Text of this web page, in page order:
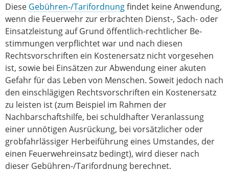
Diese Gebühren-/Tarifordnungfindet keine Anwendung,
wenn die Feuerwehr zur er­brachten Dienst-, Sach- oder
Einsatzleistung auf Grund öffentlich-rechtlicher Be­
stimmun­gen verpflichtet war und nach diesen
Rechtsvorschriften ein Kostenersatz nicht vorgesehen
ist, sowie bei Einsätzen zur Abwendung einer akuten
Gefahr für das Leben von Menschen. Soweit jedoch nach
den einschlägigen Rechtsvorschriften ein Kosten­ersatz
zu leisten ist (zum Beispiel im Rahmen der
Nachbarschaftshilfe, bei schuld­hafter Veranlassung
einer unnötigen Ausrückung, bei vorsätzlicher oder
grob­fahrlässiger Herbeiführung eines Umstandes, der
einen Feuerwehreinsatz bedingt), wird dieser nach
dieser Gebühren-/Tarifordnung berechnet.